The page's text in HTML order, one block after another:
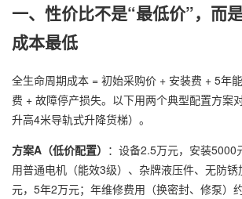
一、性价比不是“最低价”，而
成本最低
全生命周期成本 = 初始采购价 + 安装费 + 5年
费 + 故障停产损失。以下用两个典型配置方案
升高4米导轨式升降货梯）。
方案A（低价配置） ：设备2.5万元，安装5000
用普通电机（能效3级）、杂牌液压件、无防
元，5年2万元；年维修费用（换密封、修泵）